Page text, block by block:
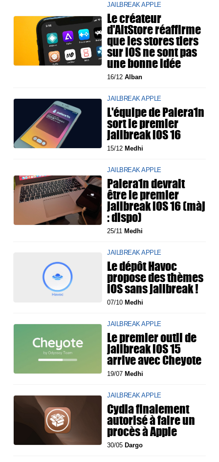
JAILBREAK APPLE
Le créateur
d'AltStore réaffirme
que les stores tiers
sur iOS ne sont pas
une bonne idée
16/12Alban
JAILBREAK APPLE
L'équipe de Palera1n
sort le premier
jailbreak iOS 16
15/12 Medhi
JAILBREAK APPLE
Palera1n devrait
être le premier
jailbreak iOS 16 (màj
: dispo)
25/11 Medhi
JAILBREAK APPLE
Le dépôt Havoc
propose des thèmes
iOS sans jailbreak !
07/10 Medhi
JAILBREAK APPLE
Le premier outil de
jailbreak iOS 15
arrive avec Cheyote
19/07 Medhi
JAILBREAK APPLE
Cydia finalement
autorisé à faire un
procès à Apple
30/05 Dargo